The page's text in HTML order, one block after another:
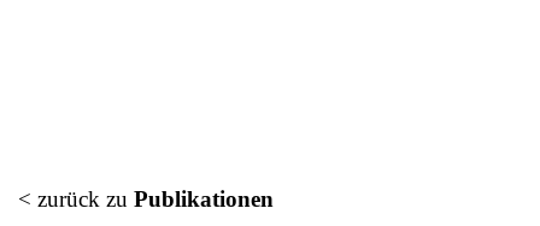
< zurück zu Publikationen